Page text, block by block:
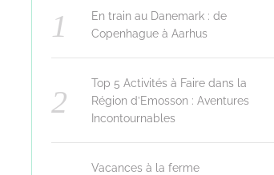
En train au Danemark : de
Copenhague à Aarhus
Top 5 Activités à Faire dans la
Région d’Emosson : Aventures
Incontournables
Vacances à la ferme